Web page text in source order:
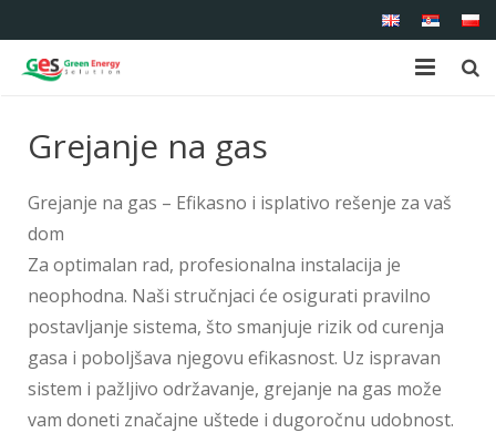
Proizvodi
Usluge
Reference
Kontakt
Grejanje na gas
Grejanje na gas – Efikasno i isplativo rešenje za vaš
dom
Za optimalan rad, profesionalna instalacija je
neophodna. Naši stručnjaci će osigurati pravilno
postavljanje sistema, što smanjuje rizik od curenja
gasa i poboljšava njegovu efikasnost. Uz ispravan
sistem i pažljivo održavanje, grejanje na gas može
vam doneti značajne uštede i dugoročnu udobnost.